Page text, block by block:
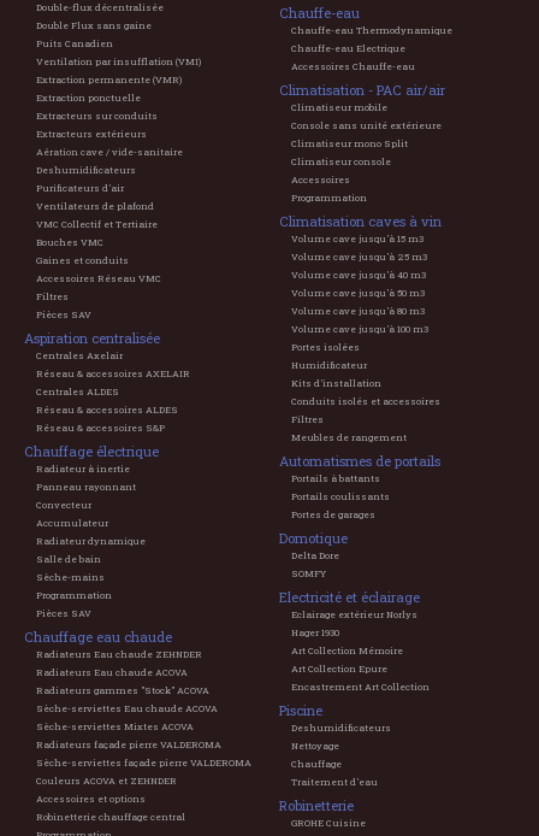
Double-flux décentralisée
Double Flux sans gaine
Puits Canadien
Ventilation par insufflation (VMI)
Extraction permanente (VMR)
Extraction ponctuelle
Extracteurs sur conduits
Extracteurs extérieurs
Aération cave / vide-sanitaire
Deshumidificateurs
Purificateurs d'air
Ventilateurs de plafond
VMC Collectif et Tertiaire
Bouches VMC
Gaines et conduits
Accessoires Réseau VMC
Filtres
Pièces SAV
Aspiration centralisée
Centrales Axelair
Réseau & accessoires AXELAIR
Centrales ALDES
Réseau & accessoires ALDES
Réseau & accessoires S&P
Chauffage électrique
Radiateur à inertie
Panneau rayonnant
Convecteur
Accumulateur
Radiateur dynamique
Salle de bain
Sèche-mains
Programmation
Pièces SAV
Chauffage eau chaude
Radiateurs Eau chaude ZEHNDER
Radiateurs Eau chaude ACOVA
Radiateurs gammes "Stock" ACOVA
Sèche-serviettes Eau chaude ACOVA
Sèche-serviettes Mixtes ACOVA
Radiateurs façade pierre VALDEROMA
Sèche-serviettes façade pierre VALDEROMA
Couleurs ACOVA et ZEHNDER
Accessoires et options
Robinetterie chauffage central
Chauffe-eau
Chauffe-eau Thermodynamique
Chauffe-eau Electrique
Accessoires Chauffe-eau
Climatisation - PAC air/air
Climatiseur mobile
Console sans unité extérieure
Climatiseur mono Split
Climatiseur console
Accessoires
Programmation
Climatisation caves à vin
Volume cave jusqu'à 15 m3
Volume cave jusqu'à 25 m3
Volume cave jusqu'à 40 m3
Volume cave jusqu'à 50 m3
Volume cave jusqu'à 80 m3
Volume cave jusqu'à 100 m3
Portes isolées
Humidificateur
Kits d'installation
Conduits isolés et accessoires
Filtres
Meubles de rangement
Automatismes de portails
Portails à battants
Portails coulissants
Portes de garages
Domotique
Delta Dore
SOMFY
Electricité et éclairage
Eclairage extérieur Norlys
Hager 1930
Art Collection Mémoire
Art Collection Epure
Encastrement Art Collection
Piscine
Deshumidificateurs
Nettoyage
Chauffage
Traitement d'eau
Robinetterie
GROHE Cuisine